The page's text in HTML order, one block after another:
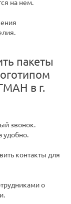
на нем.
пакеты
в г.
звонок.
удобно.
контакты для
о